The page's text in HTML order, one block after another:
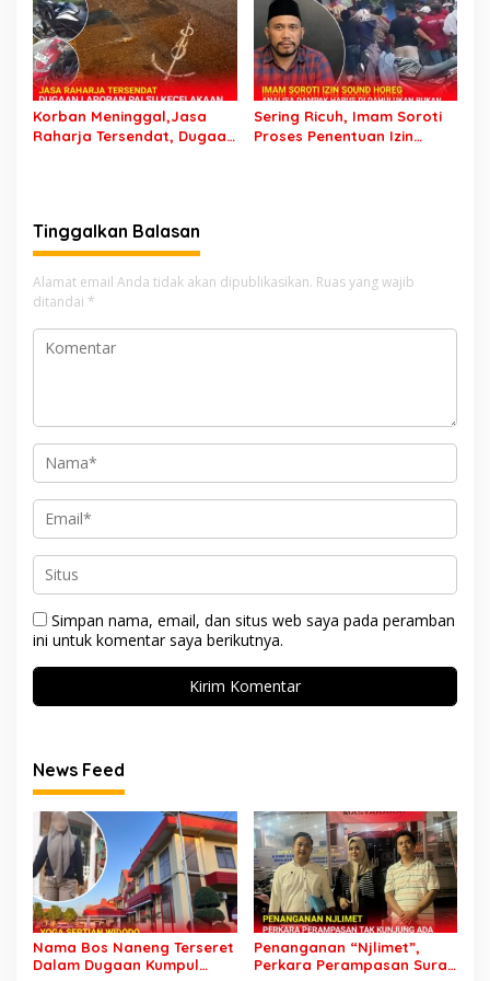
Korban Meninggal,Jasa
Raharja Tersendat, Dugaan
Sering Ricuh, Imam Soroti
Proses Penentuan Izin
Tinggalkan Balasan
Alamat email Anda tidak akan dipublikasikan. Ruas yang wajib
ditandai *
Simpan nama, email, dan situs web saya pada peramban
ini untuk komentar saya berikutnya.
News Feed
Nama Bos Naneng Terseret
Dalam Dugaan Kumpul
Penanganan “Njlimet”,
Perkara Perampasan Surat